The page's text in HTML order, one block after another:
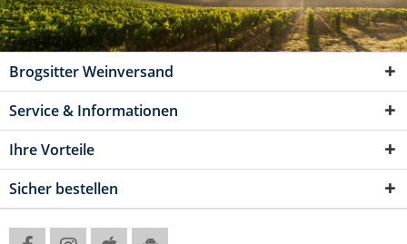
Brogsitter Weinversand
Service & Informationen
Ihre Vorteile
Sicher bestellen